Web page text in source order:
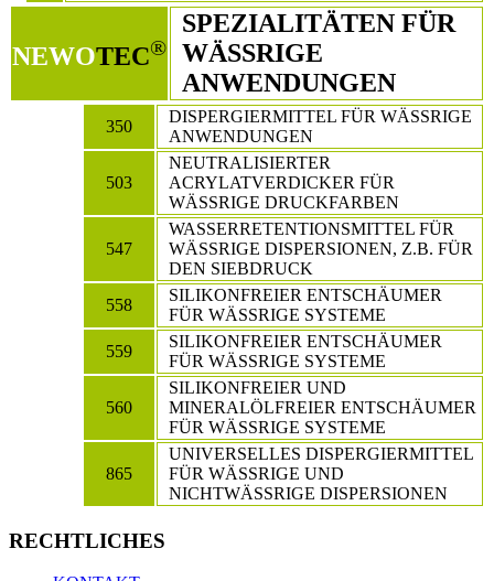
NEWOTEC®
SPEZIALITÄTEN FÜR
WÄSSRIGE
ANWENDUNGEN
350
DISPERGIERMITTEL FÜR WÄSSRIGE
ANWENDUNGEN
503
NEUTRALISIERTER
ACRYLATVERDICKER FÜR
WÄSSRIGE DRUCKFARBEN
547
WASSERRETENTIONSMITTEL FÜR
WÄSSRIGE DISPERSIONEN, Z.B. FÜR
DEN SIEBDRUCK
558
SILIKONFREIER ENTSCHÄUMER
FÜR WÄSSRIGE SYSTEME
559
SILIKONFREIER ENTSCHÄUMER
FÜR WÄSSRIGE SYSTEME
560
SILIKONFREIER UND
MINERALÖLFREIER ENTSCHÄUMER
FÜR WÄSSRIGE SYSTEME
865
UNIVERSELLES DISPERGIERMITTEL
FÜR WÄSSRIGE UND
NICHTWÄSSRIGE DISPERSIONEN
RECHTLICHES